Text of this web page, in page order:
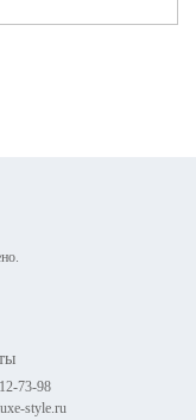
73-98
style.ru